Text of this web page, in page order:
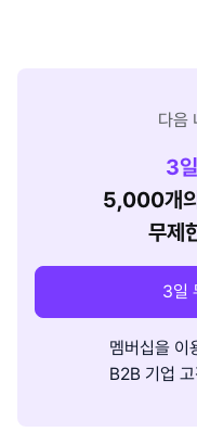
다음
3
5,000개
무제
3일
멤버십을 이
B2B 기업